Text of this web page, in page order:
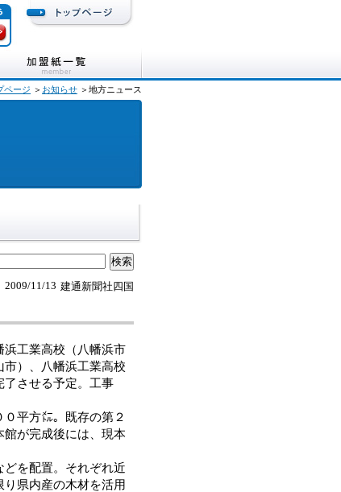
ページ ＞ お知らせ ＞地方ニュース
建通新聞社四国
2009/11/13
工業高校（八幡浜市
）、八幡浜工業高校
了させる予定。工事
平方㍍。既存の第２
が完成後には、現本
を配置。それぞれ近
県内産の木材を活用